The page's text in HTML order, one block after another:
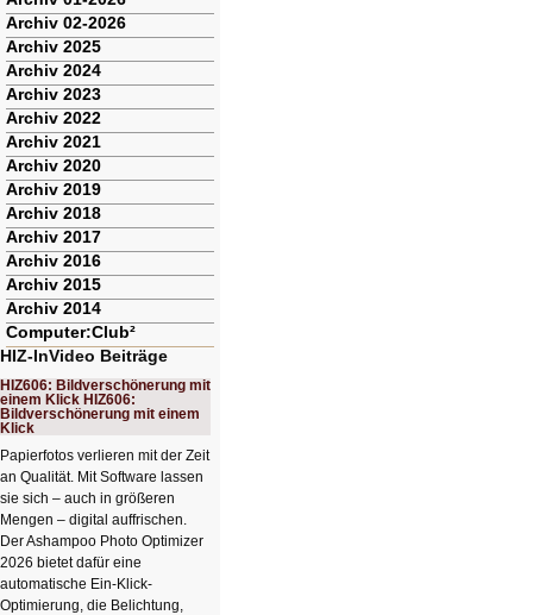
Archiv 02-2026
Archiv 2025
Archiv 2024
Archiv 2023
Archiv 2022
Archiv 2021
Archiv 2020
Archiv 2019
Archiv 2018
Archiv 2017
Archiv 2016
Archiv 2015
Archiv 2014
Computer:Club²
HIZ-InVideo Beiträge
HIZ606: Bildverschönerung mit
einem Klick HIZ606:
Bildverschönerung mit einem
Klick
Papierfotos verlieren mit der Zeit
an Qualität. Mit Software lassen
sie sich – auch in größeren
Mengen – digital auffrischen.
Der Ashampoo Photo Optimizer
2026 bietet dafür eine
automatische Ein-Klick-
Optimierung, die Belichtung,